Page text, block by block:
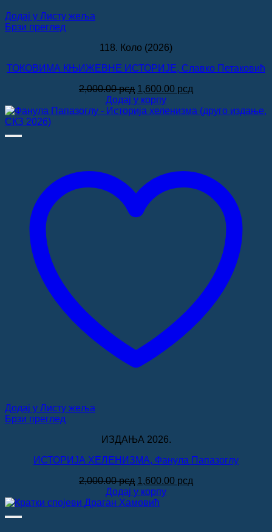
Додај у Листу жеља
Брзи преглед
118. Коло (2026)
ТОКОВИМА КЊИЖЕВНЕ ИСТОРИЈЕ, Славко Петаковић
2,000.00рсд Оригинална
цена
је
1,600.00 рсд
је:
Додај у корпу
Додај у Листу жеља
Брзи преглед
ИЗДАЊА 2026.
ИСТОРИЈА ХЕЛЕНИЗМА, Фанула Папазоглу
2,000.00рсд Оригинална
цена
је
1,600.00 рсд
Додај у корпу